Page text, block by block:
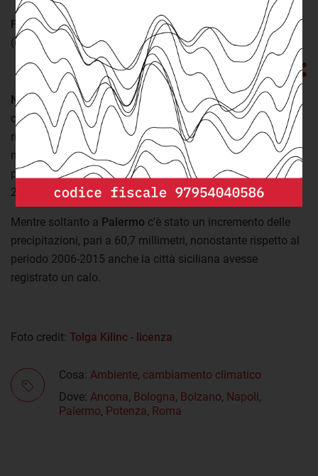
FONTE:elaborazione openpolis su dati
Istat
(ultimo aggiornamento: mercoledì 15 Dicembre 2021)
Napoli si riconferma come la città italiana con il maggior
calo delle precipitazioni annue, pari a -439,6 millimetri
rispetto alla normale climatica. Seguita da Genova (-276,9
mm), che tra i comuni considerati era quello con le
precipitazioni più elevate (1.263,8 mm nel periodo 1971-
2000) e Firenze (-221,6 mm).
Mentre soltanto a Palermo c'è stato un incremento delle
precipitazioni, pari a 60,7 millimetri, nonostante rispetto al
periodo 2006-2015 anche la città siciliana avesse
registrato un calo.
Foto credit: Tolga Kilinc - licenza
Cosa: Ambiente, cambiamento climatico
Dove: Ancona, Bologna, Bolzano, Napoli,
Palermo, Potenza, Roma